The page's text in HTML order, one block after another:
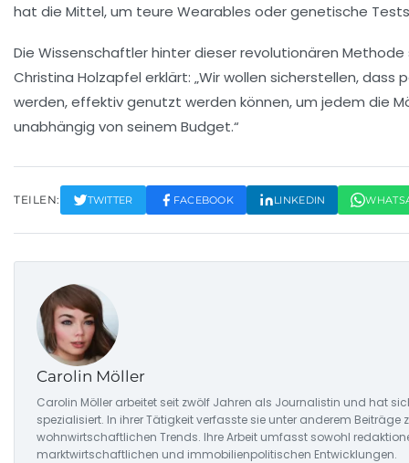
hat die Mittel, um teure Wearables oder genetische
Die Wissenschaftler hinter dieser revolutionären
Christina Holzapfel erklärt: „Wir wollen sicherstellen,
werden, effektiv genutzt werden können, um jedem die
unabhängig von seinem Budget.“
TEILEN: TWITTER FACEBOOK LINKEDIN
Carolin Möller
Carolin Möller arbeitet seit zwölf Jahren als Journalistin und hat
spezialisiert. In ihrer Tätigkeit verfasste sie unter anderem
wohnwirtschaftlichen Trends. Ihre Arbeit umfasst sowohl
marktwirtschaftlichen und immobilienpolitischen Entwicklungen.